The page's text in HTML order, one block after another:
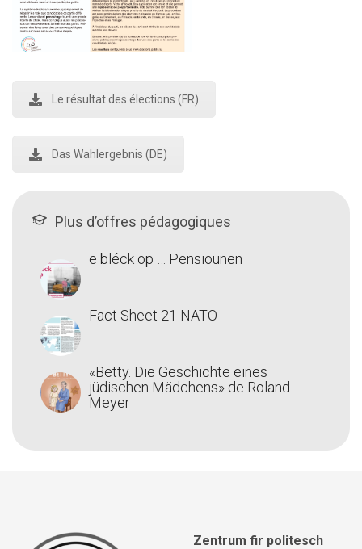
Le résultat des élections (FR)
Das Wahlergebnis (DE)
Plus d’offres pédagogiques
e bléck op … Pensiounen
Fact Sheet 21 NATO
«Betty. Die Geschichte eines
jüdischen Mädchens» de Roland
Meyer
Zentrum fir politesch